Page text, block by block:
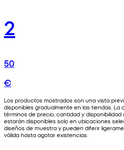
2
50
€
Los productos mostrados son una vista
disponibles gradualmente en las tiendas.
términos de precio, cantidad y
estarán disponibles solo en ubicaciones
diseños de muestra y pueden diferir
válida hasta agotar existencias.